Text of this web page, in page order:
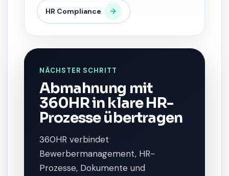
HR Compliance
NÄCHSTER SCHRITT
Abmahnung mit
360HR in klare HR-
Prozesse übertragen
360HR verbindet
Bewerbermanagement, HR-
Prozesse, Dokumente und